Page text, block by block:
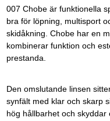
007 Chobe är funktionella
bra för löpning, multisport
skidåkning. Chobe har en
kombinerar funktion och
prestanda.
Den omslutande linsen
synfält med klar och skarp
hög hållbarhet och